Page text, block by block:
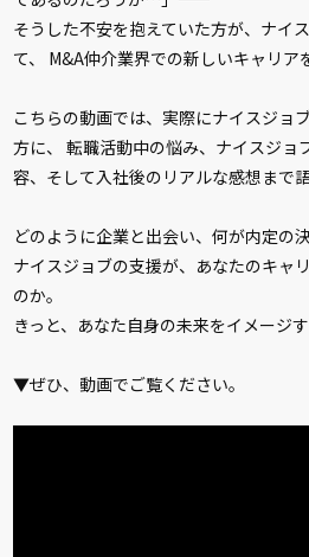
そうした不安を抱えていた方が、ナイ
て、 M&A仲介業界での新しいキャリア
こちらの動画では、実際にナイスジョ
方に、 転職活動中の悩み、ナイスジョ
容、そして入社後のリアルな感想まで
どのように企業と出会い、何が内定
ナイスジョブの支援が、あなたのキャ
のか。
きっと、あなた自身の未来をイメージ
▼ぜひ、動画でご覧ください。